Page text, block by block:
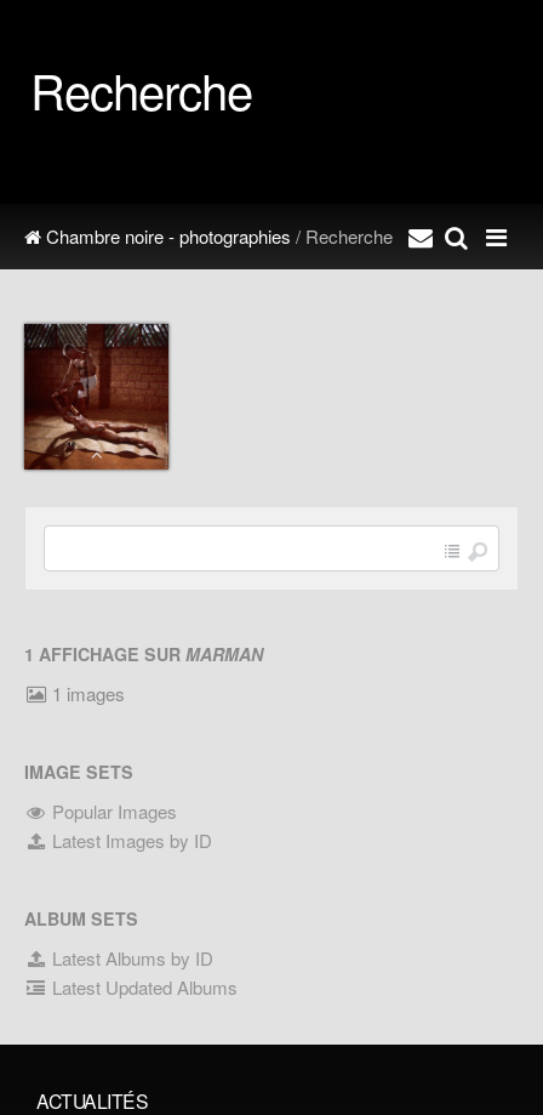
Recherche
Chambre noire - photographies / Recherche
1 AFFICHAGE SUR MARMAN
1 images
IMAGE SETS
Popular Images
Latest Images by ID
ALBUM SETS
Latest Albums by ID
Latest Updated Albums
ACTUALITÉS